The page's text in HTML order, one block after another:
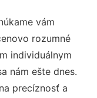
vám
rozumné
individuálnym
nám ešte dnes.
precíznosť a